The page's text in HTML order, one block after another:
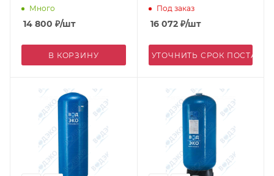
Много
14 800 ₽/шт
В КОРЗИНУ
Под заказ
16 072₽/шт
УТОЧНИТЬ СРОК